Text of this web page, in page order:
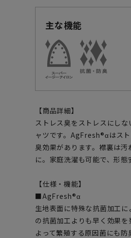
主な機能
【商品詳細】
ストレス臭をストレスにし
ャツです。AgFresh®αはス
臭効果があります。襟裏は汚
に。家庭洗濯も可能で、形
【仕様・機能】
■AgFresh®α
生地表面に特殊な抗菌加工
の抗菌加工よりも早く効果
よって繁殖する原因菌にも防